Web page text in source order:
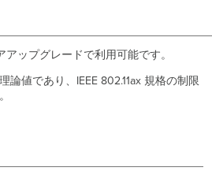
ップグレードで利用可能です。
論値であり、IEEE 802.11ax 規格の制限